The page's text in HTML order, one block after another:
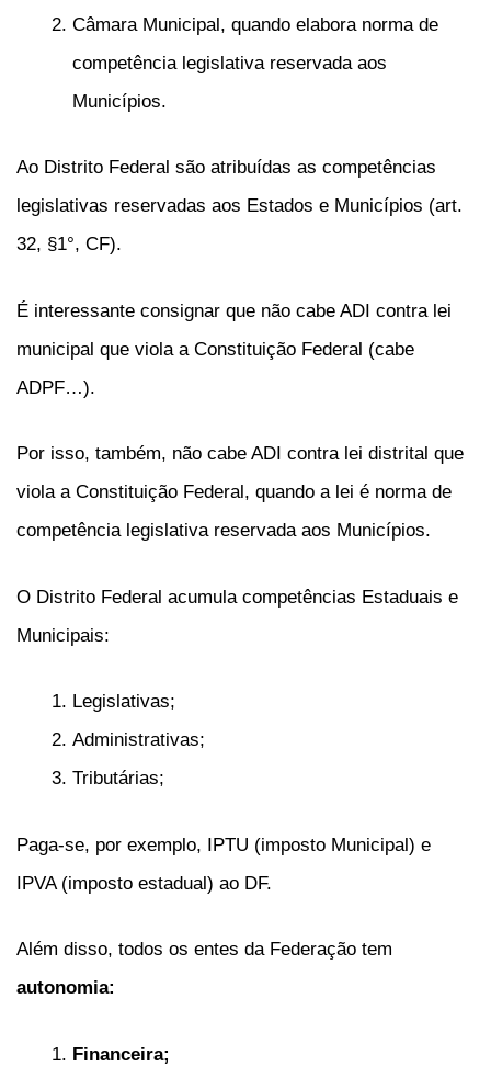
Câmara Municipal, quando elabora norma de
competência legislativa reservada aos
Municípios.
Ao Distrito Federal são atribuídas as competências
legislativas reservadas aos Estados e Municípios (art.
32, §1°, CF).
É interessante consignar que não cabe ADI contra lei
municipal que viola a Constituição Federal (cabe
ADPF…).
Por isso, também, não cabe ADI contra lei distrital que
viola a Constituição Federal, quando a lei é norma de
competência legislativa reservada aos Municípios.
O Distrito Federal acumula competências Estaduais e
Municipais:
Legislativas;
Administrativas;
Tributárias;
Paga-se, por exemplo, IPTU (imposto Municipal) e
IPVA (imposto estadual) ao DF.
Além disso, todos os entes da Federação tem
autonomia:
Financeira;